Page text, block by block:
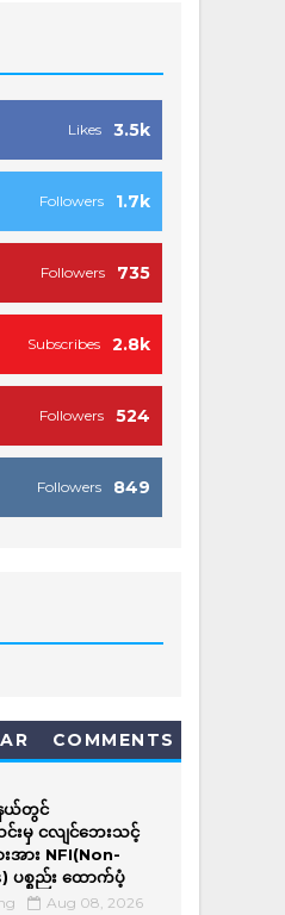
3.5k
Likes
1.7k
Followers
735
Followers
2.8k
Subscribes
524
Followers
849
Followers
COMMENTS
ယ်တွင်
းမှ ငလျင်ဘေးသင့်
အား NFI(Non-
ပစ္စည်း ထောက်ပံ့
Aug 08, 2026